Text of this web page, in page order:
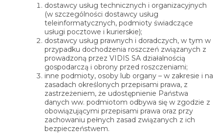
dostawcy usług technicznych i organizacyjnych
(w szczególności dostawcy usług
teleinformatycznych, podmioty świadczące
usługi pocztowe i kurierskie);
dostawcy usług prawnych i doradczych, w tym w
przypadku dochodzenia roszczeń związanych z
prowadzoną przez VIDIS SA działalnością
gospodarczą i obrony przed roszczeniami;
inne podmioty, osoby lub organy – w zakresie i na
zasadach określonych przepisami prawa, z
zastrzeżeniem, że udostępnienie Państwa
danych ww. podmiotom odbywa się w zgodzie z
obowiązującymi przepisami prawa oraz przy
zachowaniu pełnych zasad związanych z ich
bezpieczeństwem.